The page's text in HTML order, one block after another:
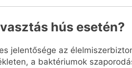
hús esetén?
jelentősége az
a baktériumok